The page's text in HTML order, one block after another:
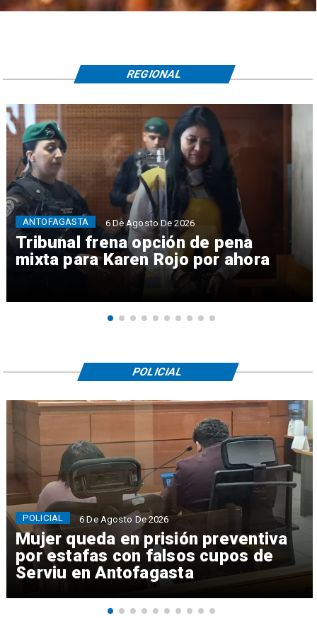
Tribunal frena opción de pena
mixta para Karen Rojo por ahora
ANTOFAGASTA 6 De Agosto De 2026
REGIONAL
Mujer queda en prisión preventiva
por estafas con falsos cupos de
Serviu en Antofagasta
POLICIAL 6 De Agosto De 2026
POLICIAL